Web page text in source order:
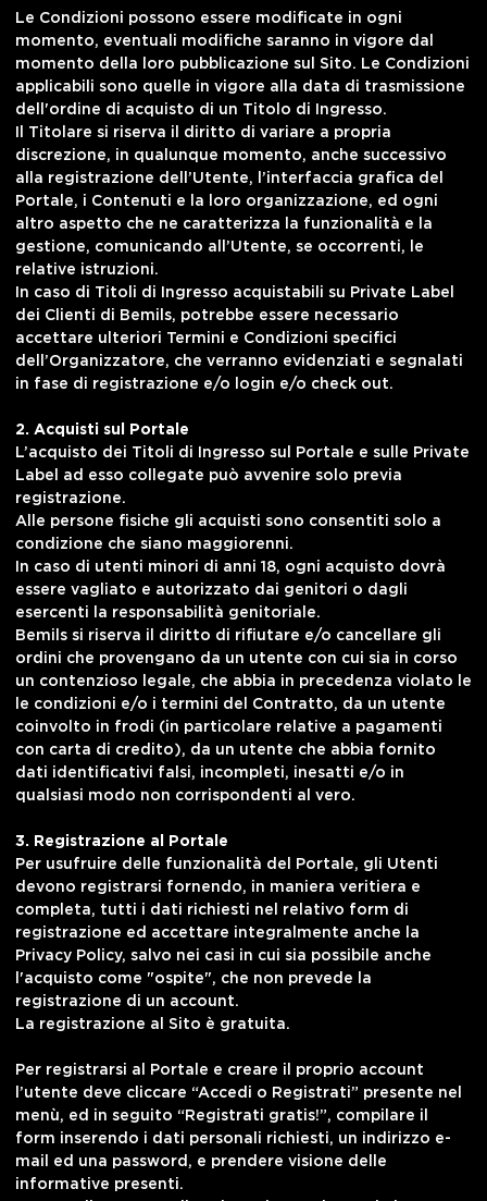
Le Condizioni possono essere modificate in ogni
momento, eventuali modifiche saranno in vigore dal
momento della loro pubblicazione sul Sito. Le Condizioni
applicabili sono quelle in vigore alla data di trasmissione
dell'ordine di acquisto di un Titolo di Ingresso.
Il Titolare si riserva il diritto di variare a propria
discrezione, in qualunque momento, anche successivo
alla registrazione dell’Utente, l’interfaccia grafica del
Portale, i Contenuti e la loro organizzazione, ed ogni
altro aspetto che ne caratterizza la funzionalità e la
gestione, comunicando all’Utente, se occorrenti, le
relative istruzioni.
In caso di Titoli di Ingresso acquistabili su Private Label
dei Clienti di Bemils, potrebbe essere necessario
accettare ulteriori Termini e Condizioni specifici
dell’Organizzatore, che verranno evidenziati e segnalati
in fase di registrazione e/o login e/o check out.
2. Acquisti sul Portale
L’acquisto dei Titoli di Ingresso sul Portale e sulle Private
Label ad esso collegate può avvenire solo previa
registrazione.
Alle persone fisiche gli acquisti sono consentiti solo a
condizione che siano maggiorenni.
In caso di utenti minori di anni 18, ogni acquisto dovrà
essere vagliato e autorizzato dai genitori o dagli
esercenti la responsabilità genitoriale.
Bemils si riserva il diritto di rifiutare e/o cancellare gli
ordini che provengano da un utente con cui sia in corso
un contenzioso legale, che abbia in precedenza violato le
le condizioni e/o i termini del Contratto, da un utente
coinvolto in frodi (in particolare relative a pagamenti
con carta di credito), da un utente che abbia fornito
dati identificativi falsi, incompleti, inesatti e/o in
qualsiasi modo non corrispondenti al vero.
3. Registrazione al Portale
Per usufruire delle funzionalità del Portale, gli Utenti
devono registrarsi fornendo, in maniera veritiera e
completa, tutti i dati richiesti nel relativo form di
registrazione ed accettare integralmente anche la
Privacy Policy, salvo nei casi in cui sia possibile anche
l'acquisto come "ospite", che non prevede la
registrazione di un account.
La registrazione al Sito è gratuita.
Per registrarsi al Portale e creare il proprio account
l’utente deve cliccare “Accedi o Registrati” presente nel
menù, ed in seguito “Registrati gratis!”, compilare il
form inserendo i dati personali richiesti, un indirizzo e-
mail ed una password, e prendere visione delle
informative presenti.